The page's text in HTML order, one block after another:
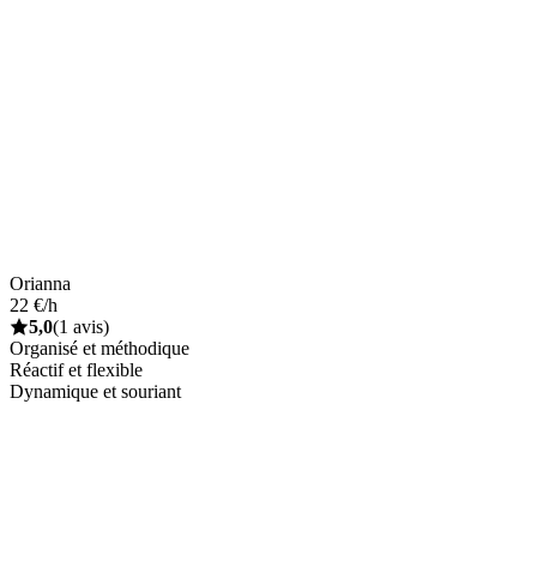
Orianna
22 €/h
5,0(1 avis)
Organisé et méthodique
Réactif et flexible
Dynamique et souriant